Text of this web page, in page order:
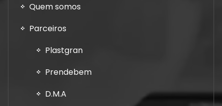
Quem somos
Parceiros
Plastgran
Prendebem
D.M.A